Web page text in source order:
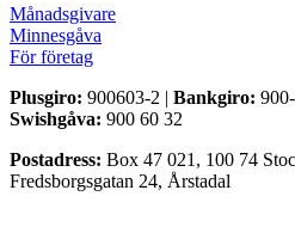
Månadsgivare
Minnesgåva
För företag
Plusgiro: 900603-2 | Bankgiro:
Swishgåva: 900 60 32
Postadress: Box 47 021, 100 74
Fredsborgsgatan 24, Årstadal